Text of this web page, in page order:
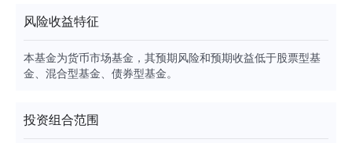
风险收益特征
本基金为货币市场基金，其预期风险和预期收益低于股票型基
金、混合型基金、债券型基金。
投资组合范围